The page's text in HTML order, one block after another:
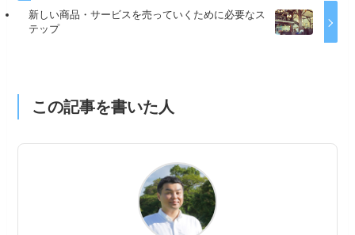
新しい商品・サービスを売っていくために必要なス
テップ
この記事を書いた人